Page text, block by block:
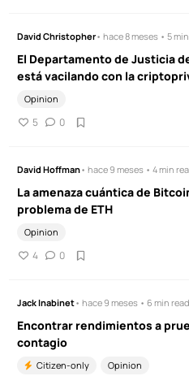
David Christopher• hace 8 meses • 5
El Departamento de Justicia
está vacilando con la
Opinion
5 0
David Hoffman• hace 9 meses • 4 min
La amenaza cuántica de
problema de ETH
Opinion
4 0
Jack Inabinet• hace 9 meses • 6 min read
Encontrar rendimientos a
contagio
Citizen-only Opinion